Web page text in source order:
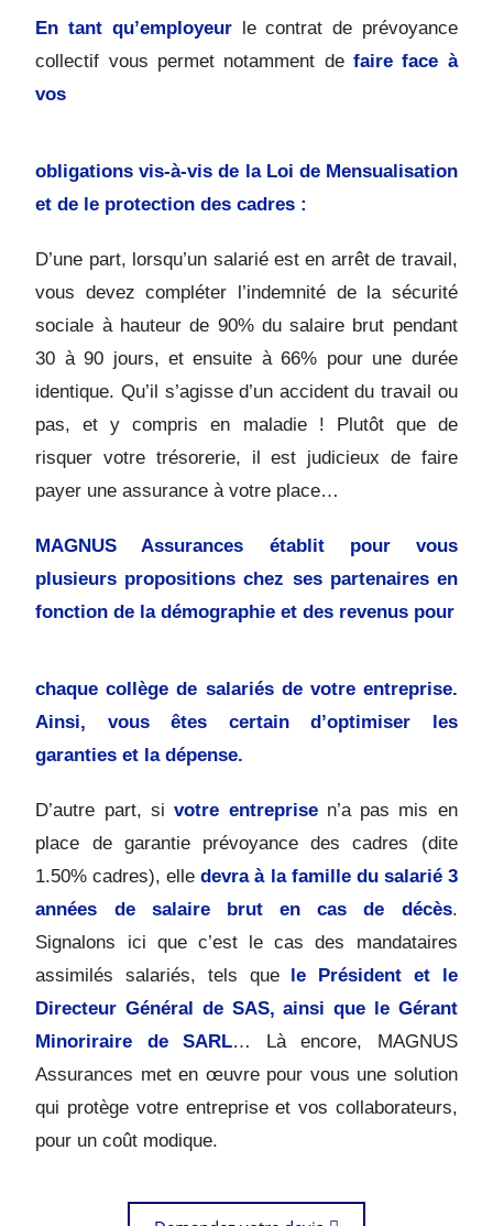
En tant qu’employeurle contrat de prévoyance
collectif vous permet notamment de faire face à
vos
obligations vis-à-vis de la Loi de Mensualisation
et de le protection des cadres :
D’une part, lorsqu’un salarié est en arrêt de travail,
vous devez compléter l’indemnité de la sécurité
sociale à hauteur de 90% du salaire brut pendant
30 à 90 jours, et ensuite à 66% pour une durée
identique. Qu’il s’agisse d’un accident du travail ou
pas, et y compris en maladie ! Plutôt que de
risquer votre trésorerie, il est judicieux de faire
payer une assurance à votre place…
MAGNUS Assurances établit pour vous
plusieurs propositions chez ses partenaires en
fonction de la démographie et des revenus pour
chaque collège de salariés de votre entreprise.
Ainsi, vous êtes certain d’optimiser les
garanties et la dépense.
D’autre part, sivotre entreprisen’a pas mis en
place de garantie prévoyance des cadres (dite
1.50% cadres), elledevra à la famille du salarié 3
années de salaire brut en cas de décès.
Signalons ici que c’est le cas des mandataires
assimilés salariés, tels quele Président et le
Directeur Général de SAS, ainsi que le Gérant
Minoriraire de SARL… Là encore, MAGNUS
Assurances met en œuvre pour vous une solution
qui protège votre entreprise et vos collaborateurs,
pour un coût modique.